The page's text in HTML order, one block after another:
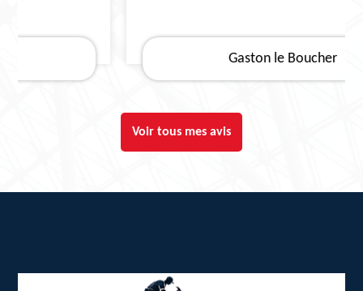
Gaston le Boucher
Voir tous mes avis